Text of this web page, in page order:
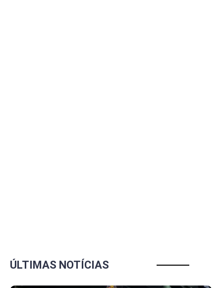
ÚLTIMAS NOTÍCIAS